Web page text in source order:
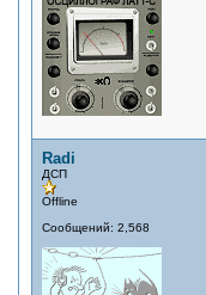
Radi
ДСП
Offline
Сообщений: 2,568